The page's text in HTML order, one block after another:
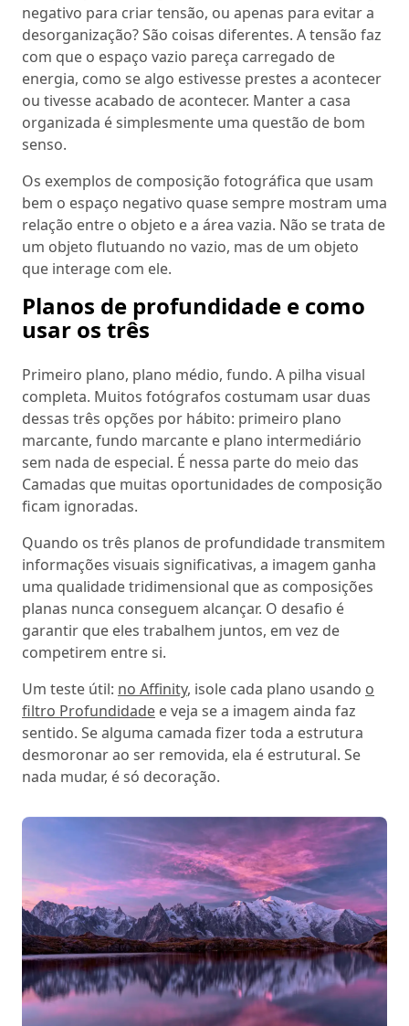
negativo para criar tensão, ou apenas para evitar a
desorganização? São coisas diferentes. A tensão faz
com que o espaço vazio pareça carregado de
energia, como se algo estivesse prestes a acontecer
ou tivesse acabado de acontecer. Manter a casa
organizada é simplesmente uma questão de bom
senso.
Os exemplos de composição fotográfica que usam
bem o espaço negativo quase sempre mostram uma
relação entre o objeto e a área vazia. Não se trata de
um objeto flutuando no vazio, mas de um objeto
que interage com ele.
Planos de profundidade e como
usar os três
Primeiro plano, plano médio, fundo. A pilha visual
completa. Muitos fotógrafos costumam usar duas
dessas três opções por hábito: primeiro plano
marcante, fundo marcante e plano intermediário
sem nada de especial. É nessa parte do meio das
Camadas que muitas oportunidades de composição
ficam ignoradas.
Quando os três planos de profundidade transmitem
informações visuais significativas, a imagem ganha
uma qualidade tridimensional que as composições
planas nunca conseguem alcançar. O desafio é
garantir que eles trabalhem juntos, em vez de
competirem entre si.
Um teste útil: no Affinity, isole cada plano usando o
filtro Profundidade e veja se a imagem ainda faz
sentido. Se alguma camada fizer toda a estrutura
desmoronar ao ser removida, ela é estrutural. Se
nada mudar, é só decoração.